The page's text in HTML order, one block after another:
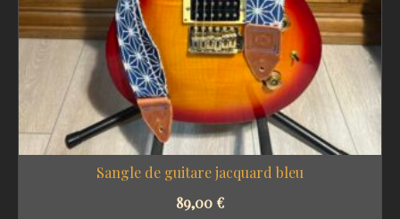
Sangle de guitare jacquard bleu
89,00 €